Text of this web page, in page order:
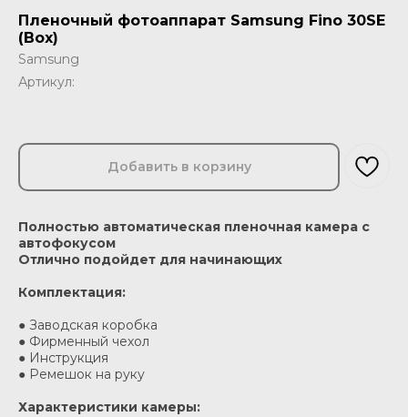
Пленочный фотоаппарат Samsung Fino 30SE
(Box)
Samsung
Артикул:
Добавить в корзину
Полностью автоматическая пленочная камера с
автофокусом
Отлично подойдет для начинающих
Комплектация:
● Заводская коробка
● Фирменный чехол
● Инструкция
● Ремешок на руку
Характеристики камеры: